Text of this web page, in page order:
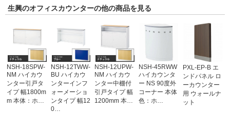
生興のオフィスカウンターの他の商品を見る
NSH-18SPW-
NM ハイカウ
ンター引戸タ
イプ 幅1800m
m 本体：ホ…
NSH-12TWW-
BU ハイカウ
ンターインフ
ォーメーショ
ンタイプ 幅12
0…
NSH-12UPW-
NM ハイカウ
ンター中棚付
引戸タイプ 幅
1200mm 本…
NSH-45RWW
ハイカウンタ
ー NS 90度外
コーナー 本体
色：ホ…
PXL-EP-B エ
ンドパネル ロ
ーカウンター
用 ウォールナ
ット